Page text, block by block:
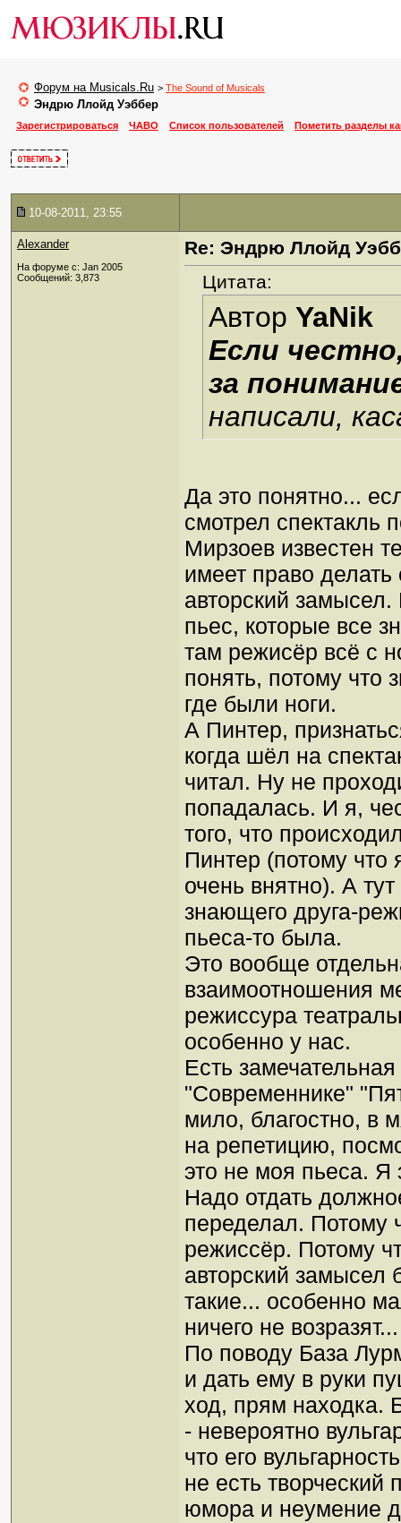
Форум на Musicals.Ru > The Sound of Musicals
Эндрю Ллойд Уэббер
Зарегистрироваться ЧАВО Список пользователей Пометить разделы
10-08-2011, 23:55
Alexander
На форуме с: Jan 2005
Сообщений: 3,873
Re: Эндрю Ллойд
Цитата:
Автор YaNik
Если
за
написали,
Да это понятно...
смотрел спектакль
Мирзоев известен
имеет право делать
авторский
пьес, которые все
там режисёр всё с
понять, потому что
где были ноги.
А Пинтер,
когда шёл на
читал. Ну не
попадалась. И я,
того, что
Пинтер (потому что
очень внятно). А
знающего друга-
пьеса-то была.
Это вообще
взаимоотношения
режиссура
особенно у нас.
Есть
"Современнике"
мило, благостно, в
на репетицию,
это не моя пьеса. Я
Надо отдать
переделал. Потому
режиссёр. Потому
авторский
такие... особенно
ничего не возразят...
По поводу База
и дать ему в руки
ход, прям находка.
- невероятно
что его
не есть
юмора и неумение